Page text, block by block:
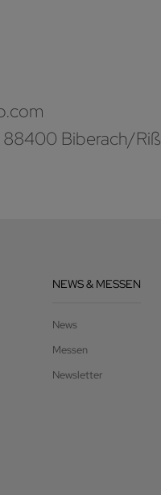
Biberach/Riß
NEWS & MESSEN
News
Messen
Newsletter